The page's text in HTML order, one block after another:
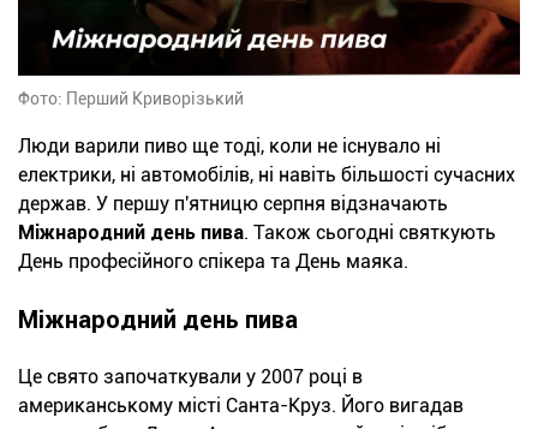
Фото: Перший Криворізький
Люди варили пиво ще тоді, коли не існувало ні
електрики, ні автомобілів, ні навіть більшості сучасних
держав. У першу п'ятницю серпня відзначають
Міжнародний день пива. Також сьогодні святкують
День професійного спікера та День маяка.
Міжнародний день пива
Це свято започаткували у 2007 році в
американському місті Санта-Круз. Його вигадав